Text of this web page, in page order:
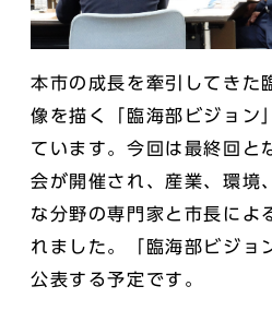
本市の成長を牽引してきた
像を描く「臨海部ビジョン
ています。今回は最終回と
会が開催され、産業、環境
な分野の専門家と市長によ
れました。「臨海部ビジョ
公表する予定です。